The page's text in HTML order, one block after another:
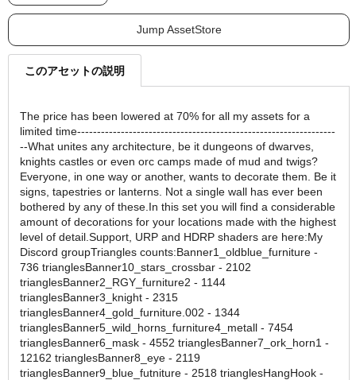
Jump AssetStore
このアセットの説明
The price has been lowered at 70% for all my assets for a
limited time-----------------------------------------------------------------
--What unites any architecture, be it dungeons of dwarves,
knights castles or even orc camps made of mud and twigs?
Everyone, in one way or another, wants to decorate them. Be it
signs, tapestries or lanterns. Not a single wall has ever been
bothered by any of these.In this set you will find a considerable
amount of decorations for your locations made with the highest
level of detail.Support, URP and HDRP shaders are here:My
Discord groupTriangles counts:Banner1_oldblue_furniture -
736 trianglesBanner10_stars_crossbar - 2102
trianglesBanner2_RGY_furniture2 - 1144
trianglesBanner3_knight - 2315
trianglesBanner4_gold_furniture.002 - 1344
trianglesBanner5_wild_horns_furniture4_metall - 7454
trianglesBanner6_mask - 4552 trianglesBanner7_ork_horn1 -
12162 trianglesBanner8_eye - 2119
trianglesBanner9_blue_futniture - 2518 trianglesHangHook -